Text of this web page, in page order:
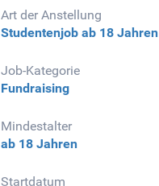
Art der Anstellung
Studentenjob ab 18 Jahren
Job-Kategorie
Fundraising
Mindestalter
ab 18 Jahren
Startdatum